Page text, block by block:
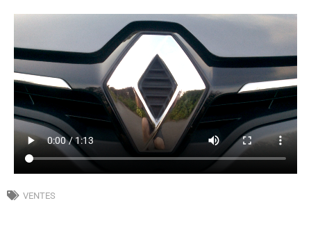
VENTES